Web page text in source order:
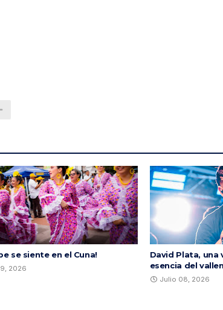
se siente en el Cuna!
2026
David Plata, una
esencia del
Julio 08, 2026